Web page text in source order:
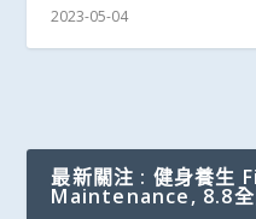
2023-05-04
最新關注 : 健身養生
Maintenance, 8.8全